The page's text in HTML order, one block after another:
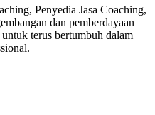
Penyedia Jasa Coaching,
dan pemberdayaan
terus bertumbuh dalam